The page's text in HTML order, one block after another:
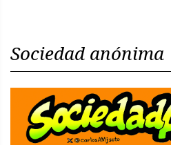
Sociedad anónima